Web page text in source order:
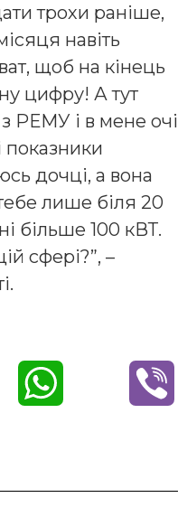
трохи раніше,
навіть
щоб на кінець
цифру! А тут
РЕМУ і в мене очі
показники
дочці, а вона
лише біля 20
більше 100 кВТ.
сфері?”, –